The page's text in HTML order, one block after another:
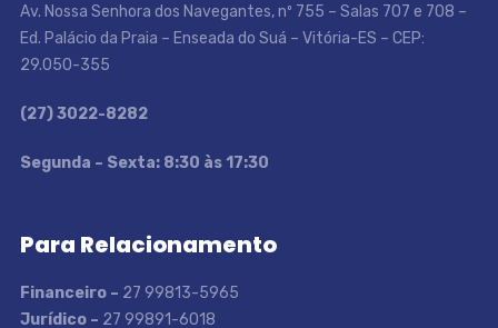
Av. Nossa Senhora dos Navegantes, nº 755 – Salas 707 e 708 –
Ed. Palácio da Praia – Enseada do Suá – Vitória-ES – CEP:
29.050-355
(27) 3022-8282
Segunda – Sexta: 8:30 às 17:30
Para Relacionamento
Financeiro – 27 99813-5965
Jurídico – 27 99891-6018